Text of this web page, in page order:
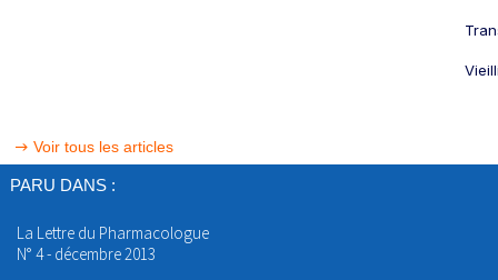
Voir tous les articles
PARU DANS :
La Lettre du Pharmacologue
N° 4 - décembre 2013